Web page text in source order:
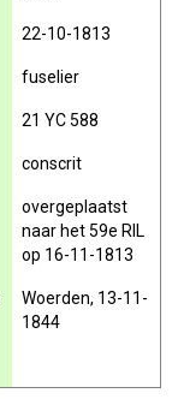
22-10-1813
fuselier
21 YC 588
conscrit
overgeplaatst
naar het 59e RIL
op 16-11-1813
Woerden, 13-11-
1844